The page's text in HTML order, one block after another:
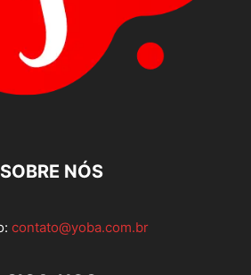
SOBRE NÓS
contato@yoba.com.br